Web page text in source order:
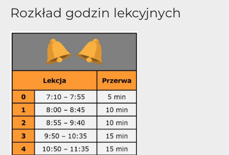
Rozkład godzin lekcyjnych